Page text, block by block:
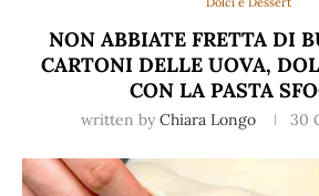
NON ABBIATE FRETTA DI
CARTONI DELLE UOVA,
CON LA PASTA
written by Chiara Longo 30